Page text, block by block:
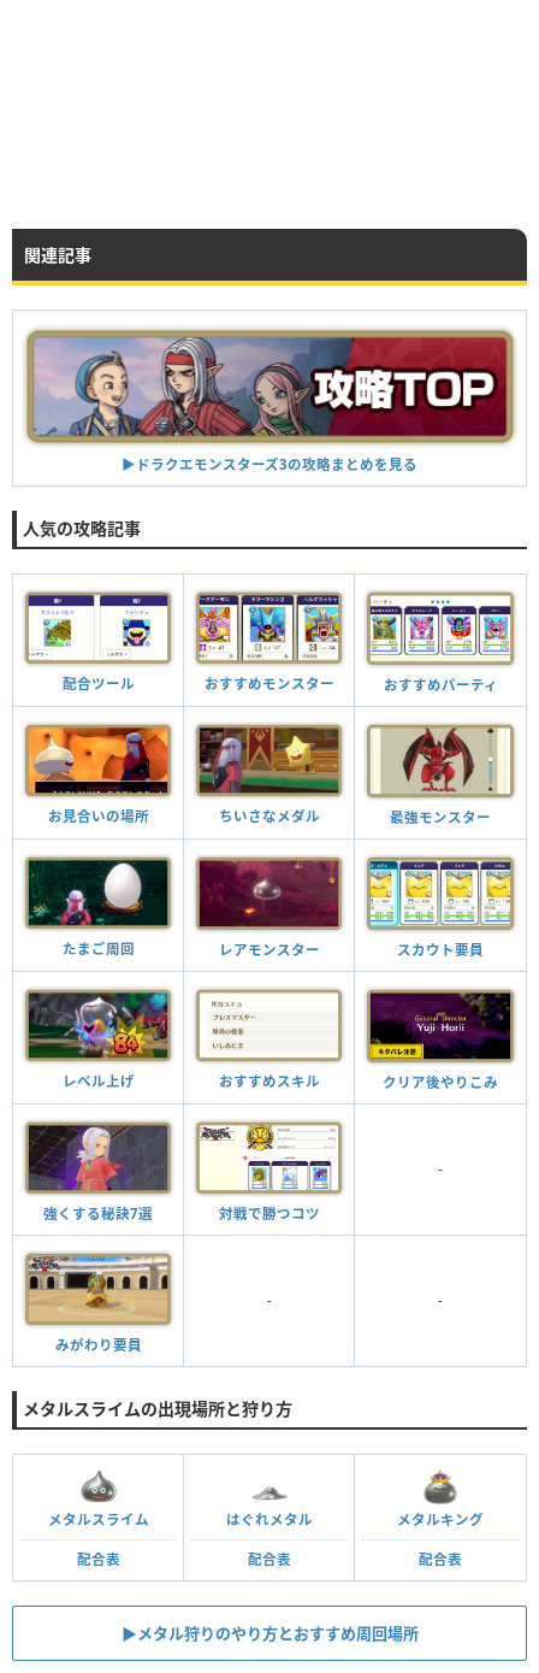
関連記事
▶︎ドラクエモンスターズ3の攻略まとめを見る
人気の攻略記事
配合ツール おすすめモンスター おすすめパーティ
お見合いの場所 ちいさなメダル 最強モンスター
たまご周回 レアモンスター スカウト要員
レベル上げ おすすめスキル クリア後やりこみ
強くする秘訣7選 対戦で勝つコツ
-
みがわり要員
- -
メタルスライムの出現場所と狩り方
メタルスライム
配合表
はぐれメタル
配合表
メタルキング
配合表
▶︎メタル狩りのやり方とおすすめ周回場所